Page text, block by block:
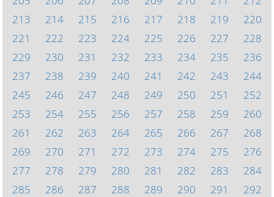
213
214 215 216 217 218 219
220
221
222 223 224 225 226 227
228
229
230 231 232 233 234 235
236
237
238 239 240 241 242 243
244
245
246 247 248 249 250 251
252
253
254 255 256 257 258 259
260
261
262 263 264 265 266 267
268
269
270 271 272 273 274 275
276
277
278 279 280 281 282 283
284
285
286 287 288 289 290 291
292